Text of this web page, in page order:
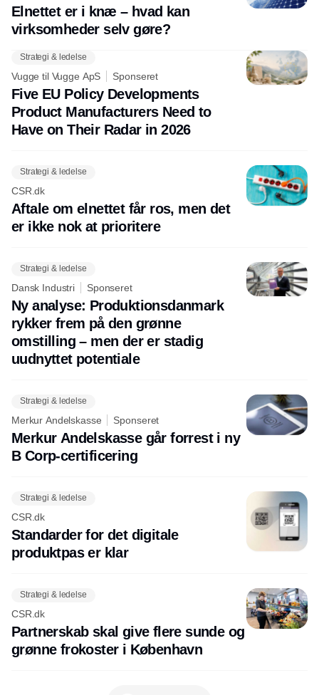
Elnettet er i knæ – hvad kan
virksomheder selv gøre?
Strategi & ledelse
Vugge til Vugge ApS Sponseret
Five EU Policy Developments
Product Manufacturers Need to
Have on Their Radar in 2026
Strategi & ledelse
CSR.dk
Aftale om elnettet får ros, men det
er ikke nok at prioritere
Strategi & ledelse
Dansk Industri Sponseret
Ny analyse: Produktionsdanmark
rykker frem på den grønne
omstilling – men der er stadig
uudnyttet potentiale
Strategi & ledelse
Merkur Andelskasse Sponseret
Merkur Andelskasse går forrest i ny
B Corp-certificering
Strategi & ledelse
CSR.dk
Standarder for det digitale
produktpas er klar
Strategi & ledelse
CSR.dk
Partnerskab skal give flere sunde og
grønne frokoster i København